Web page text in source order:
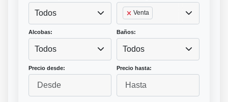
Todos Venta
Alcobas:
Todos
Baños:
Todos
Precio desde: Precio hasta: